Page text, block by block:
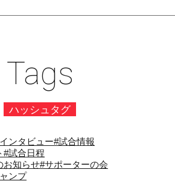
Tags
ハッシュタグ
ンタビュー#試合情報
#試合日程
お知らせ#サポーターの会
ンプ